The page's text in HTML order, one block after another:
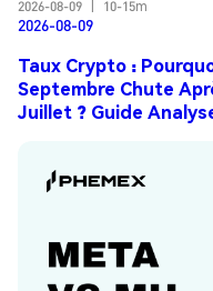
2026-08-09
10-15m
2026-08-09
Taux Crypto :
Septembre Chute
Juillet ? Guide